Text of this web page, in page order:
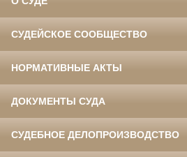
СУДЕЙСКОЕ СООБЩЕСТВО
НОРМАТИВНЫЕ АКТЫ
ДОКУМЕНТЫ СУДА
СУДЕБНОЕ ДЕЛОПРОИЗВОДСТВО